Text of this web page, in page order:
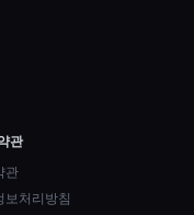
관
관
보처리방침